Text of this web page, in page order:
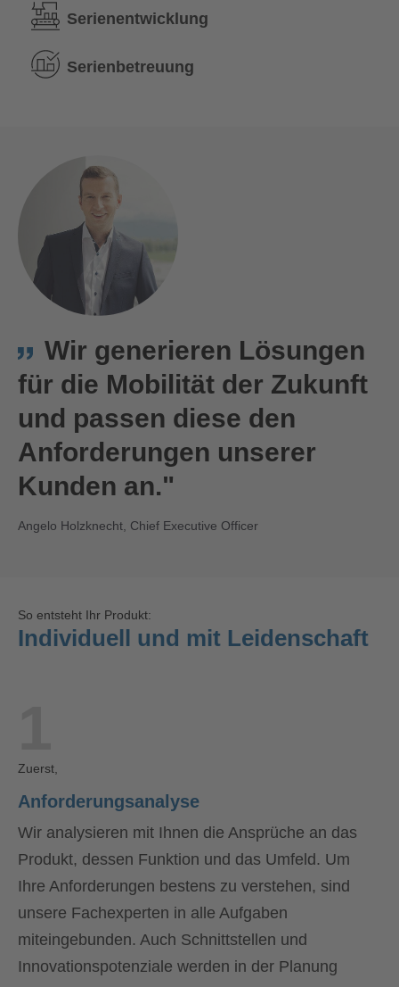
Serienentwicklung
Serienbetreuung
Wir generieren Lösungen
für die Mobilität der Zukunft
und passen diese den
Anforderungen unserer
Kunden an."
Angelo Holzknecht, Chief Executive Officer
So entsteht Ihr Produkt:
Individuell und mit Leidenschaft
Zuerst,
Anforderungsanalyse
Wir analysieren mit Ihnen die Ansprüche an das
Produkt, dessen Funktion und das Umfeld. Um
Ihre Anforderungen bestens zu verstehen, sind
unsere Fachexperten in alle Aufgaben
miteingebunden. Auch Schnittstellen und
Innovationspotenziale werden in der Planung